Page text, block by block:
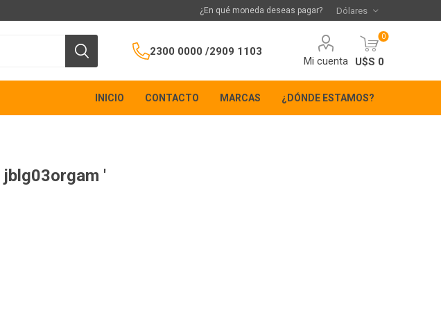
¿En qué moneda deseas pagar?
2300 0000 /2909 1103
Mi cuenta
0
U$S 0
INICIO CONTACTO MARCAS ¿DÓNDE ESTAMOS?
'